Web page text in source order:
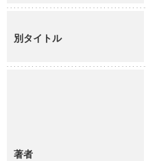
別タイトル
著者